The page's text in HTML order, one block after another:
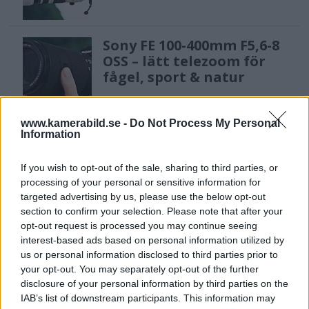
www.kamerabild.se - Do Not Process My Personal
Information
If you wish to opt-out of the sale, sharing to third parties, or
processing of your personal or sensitive information for
targeted advertising by us, please use the below opt-out
section to confirm your selection. Please note that after your
opt-out request is processed you may continue seeing
interest-based ads based on personal information utilized by
us or personal information disclosed to third parties prior to
your opt-out. You may separately opt-out of the further
disclosure of your personal information by third parties on the
IAB’s list of downstream participants. This information may
Sony FE 100-400mm F5,6-8
OSS – lätt telezoom för
fågel, sport & natur
F3 Foto – Sveriges nya
Lund & Stockholm
Dolby Vision 2 lanseras –
nästa generation HDR
ger bättre bild